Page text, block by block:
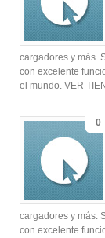
cargadores y más.
con excelente
el mundo. VER
0
cargadores y más.
con excelente